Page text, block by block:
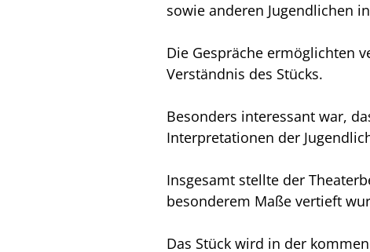
sowie anderen Jugendlichen
Die Gespräche ermöglichten
Verständnis des Stücks.
Besonders interessant war,
Interpretationen der
Insgesamt stellte der
besonderem Maße vertieft
Das Stück wird in der